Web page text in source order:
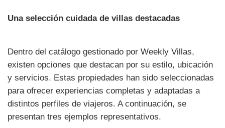
Una selección cuidada de villas destacadas
Dentro del catálogo gestionado por Weekly Villas,
existen opciones que destacan por su estilo, ubicación
y servicios. Estas propiedades han sido seleccionadas
para ofrecer experiencias completas y adaptadas a
distintos perfiles de viajeros. A continuación, se
presentan tres ejemplos representativos.